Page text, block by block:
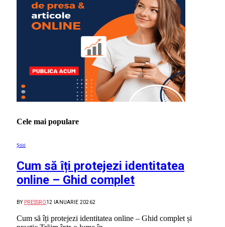
Cele mai populare
Știri
Cum să îți protejezi identitatea
online – Ghid complet
BY PRESSRO12 IANUARIE 20262
Cum să îți protejezi identitatea online – Ghid complet și